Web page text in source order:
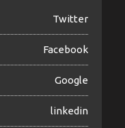
Twitter
Facebook
Google
linkedin